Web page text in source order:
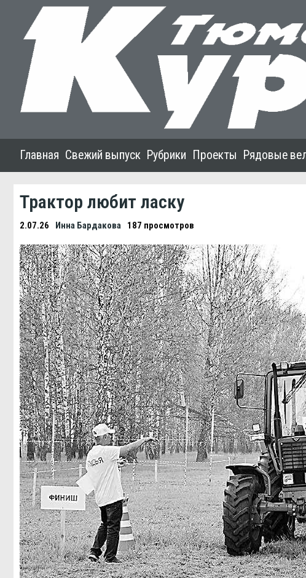
Главная Свежий выпуск Рубрики Проекты Рядовые
Трактор любит ласку
2.07.26 Инна Бардакова 187 просмотров